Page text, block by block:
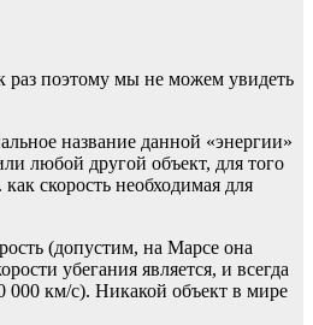
раз поэтому мы не можем увидеть
название данной «энергии»
любой другой объект, для того
скорость необходимая для
(допустим, на Марсе она
убегания является, и всегда
000 км/с). Никакой объект в мире